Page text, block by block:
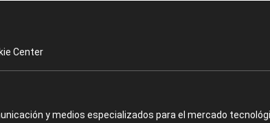
Center
y medios especializados para el mercado